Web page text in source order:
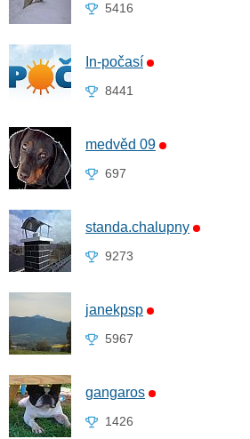
5416
In-počasí
8441
medvěd 09
697
standa.chalupny
9273
janekpsp
5967
gangaros
1426